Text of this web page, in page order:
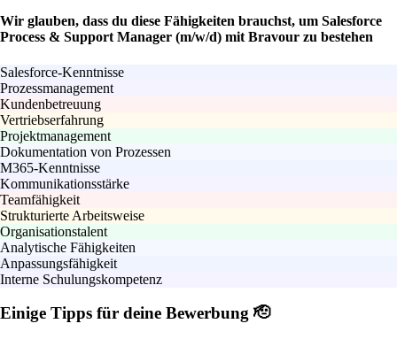
Wir glauben, dass du diese Fähigkeiten brauchst, um Salesforce
Process & Support Manager (m/w/d) mit Bravour zu bestehen
Salesforce-Kenntnisse
Prozessmanagement
Kundenbetreuung
Vertriebserfahrung
Projektmanagement
Dokumentation von Prozessen
M365-Kenntnisse
Kommunikationsstärke
Teamfähigkeit
Strukturierte Arbeitsweise
Organisationstalent
Analytische Fähigkeiten
Anpassungsfähigkeit
Interne Schulungskompetenz
Einige Tipps für deine Bewerbung 🫡